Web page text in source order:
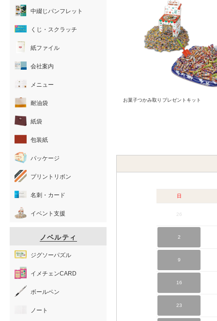
お菓子つかみ取りプレゼントキット
日
26
2
9
16
23
中綴じパンフレット
くじ・スクラッチ
紙ファイル
会社案内
メニュー
耐油袋
紙袋
包装紙
パッケージ
プリントリボン
名刺・カード
イベント支援
ノベルティ
ジグソーパズル
イメチェンCARD
ボールペン
ノート